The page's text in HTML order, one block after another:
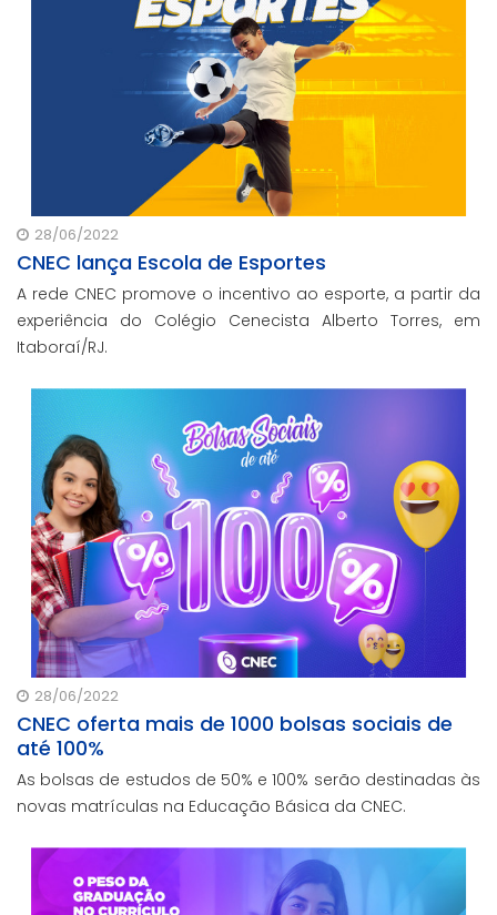
28/06/2022
CNEC lança Escola de Esportes
A rede CNEC promove o incentivo ao esporte, a partir da
experiência do Colégio Cenecista Alberto Torres, em
Itaboraí/RJ.
28/06/2022
CNEC oferta mais de 1000 bolsas sociais de
até 100%
As bolsas de estudos de 50% e 100% serão destinadas às
novas matrículas na Educação Básica da CNEC.